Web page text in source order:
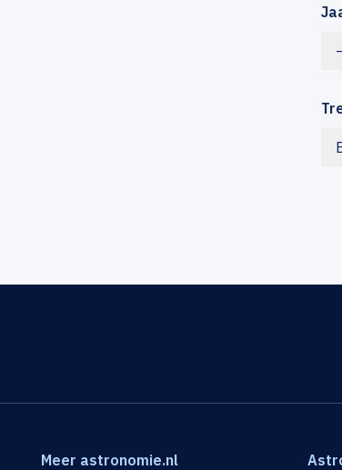
Meer astronomie.nl